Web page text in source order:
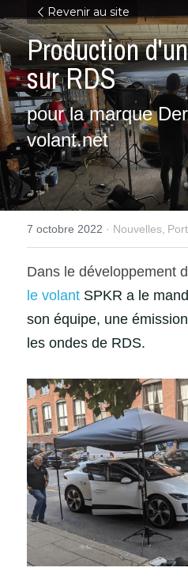
Revenir au site
Production
sur RDS
pour la marque
volant.net
7 octobre 2022 · Nouvelles,
Dans le développement
le volant SPKR a le
son équipe, une
les ondes de RDS.